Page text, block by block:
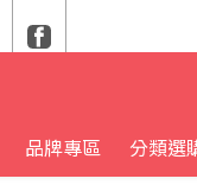
品牌專區 分類選